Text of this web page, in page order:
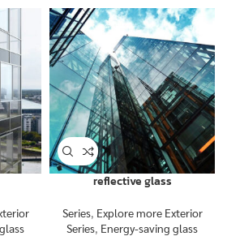
reflective glass
Series, Explore more Exterior
Series, Energy-saving glass